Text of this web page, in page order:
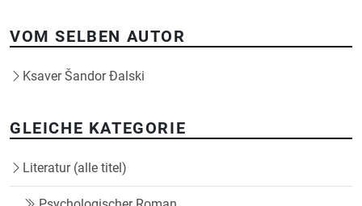
VOM SELBEN AUTOR
Ksaver Šandor Đalski
GLEICHE KATEGORIE
Literatur (alle titel)